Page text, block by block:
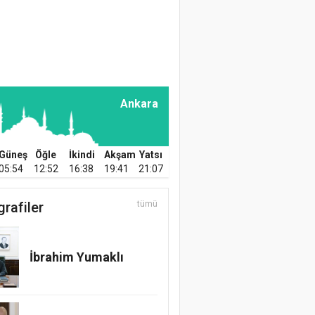
Taze incirde 100 milyon
Üzümün İnsan
Beslenmesindeki
Önemi
Prof. Dr. Mikdat Şimşek
Karahan
Türkiye’nin Gücü ve
Ankara
Güneş Öğle İkindi Akşam Yatsı
12:52 16:38 19:41 21:07
tümü
İbrahim Yumaklı